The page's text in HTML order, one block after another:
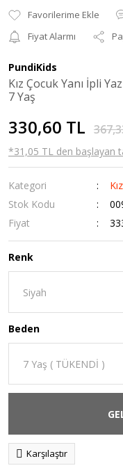
Fiyat Alarmı
PundiKids
Kız Çocuk Yanı İpli
7 Yaş
330,60 TL
*31,05 TL den başlayan
Kategori
Stok Kodu
Fiyat
Renk
Beden
Karşılaştır